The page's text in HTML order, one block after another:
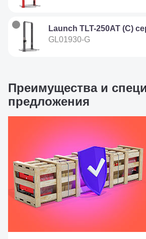
Launch TLT-250AT (C)
GL01930-G
Преимущества и
предложения